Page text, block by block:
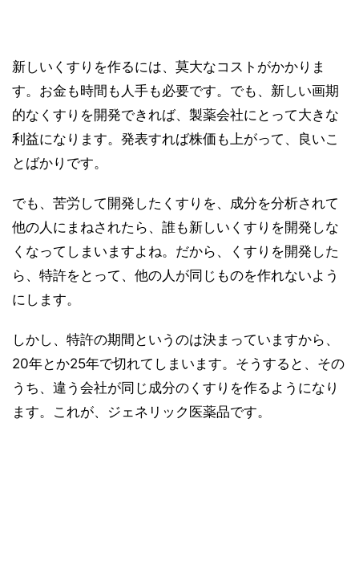
新しいくすりを作るには、莫大なコストがかかりま
す。お金も時間も人手も必要です。でも、新しい画期
的なくすりを開発できれば、製薬会社にとって大きな
利益になります。発表すれば株価も上がって、良いこ
とばかりです。
でも、苦労して開発したくすりを、成分を分析されて
他の人にまねされたら、誰も新しいくすりを開発しな
くなってしまいますよね。だから、くすりを開発した
ら、特許をとって、他の人が同じものを作れないよう
にします。
しかし、特許の期間というのは決まっていますから、
20年とか25年で切れてしまいます。そうすると、その
うち、違う会社が同じ成分のくすりを作るようになり
ます。これが、ジェネリック医薬品です。